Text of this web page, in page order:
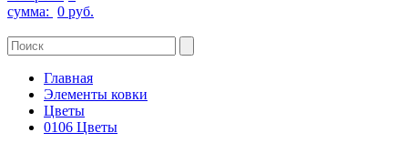
сумма: 0 руб.
Главная
Элементы ковки
Цветы
0106 Цветы